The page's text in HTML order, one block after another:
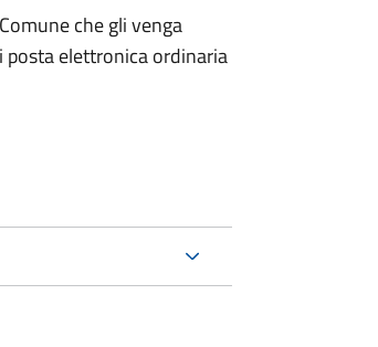
che gli venga
posta elettronica ordinaria